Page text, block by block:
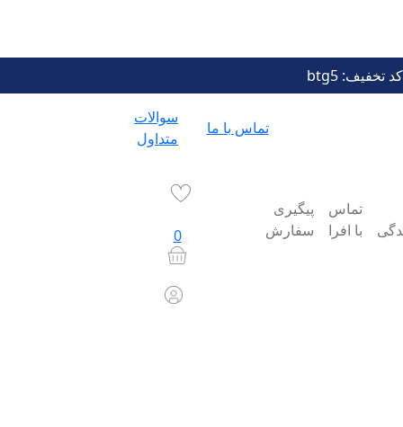
کد تخفیف: btg5
تماس با ما
سوالات
متداول
تماس
با افرا
پیگیری
سفارش
0